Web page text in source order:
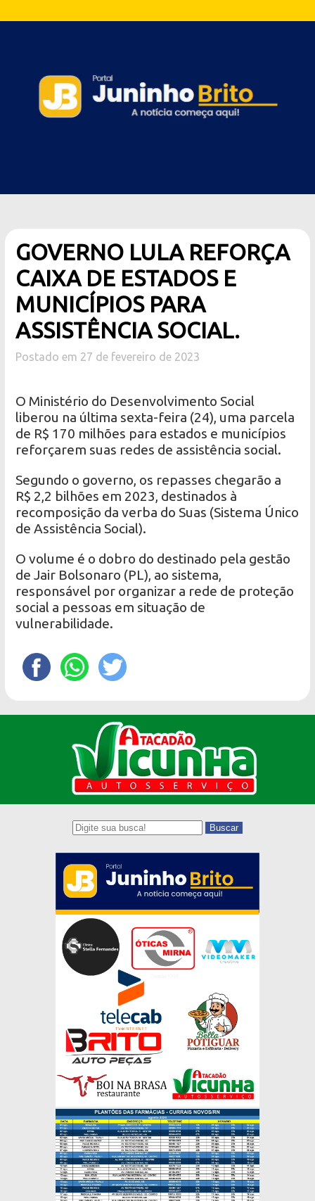
GOVERNO LULA REFORÇA
CAIXA DE ESTADOS E
MUNICÍPIOS PARA
ASSISTÊNCIA SOCIAL.
Postado em 27 de fevereiro de 2023
O Ministério do Desenvolvimento Social
liberou na última sexta-feira (24), uma parcela
de R$ 170 milhões para estados e municípios
reforçarem suas redes de assistência social.
Segundo o governo, os repasses chegarão a
R$ 2,2 bilhões em 2023, destinados à
recomposição da verba do Suas (Sistema Único
de Assistência Social).
O volume é o dobro do destinado pela gestão
de Jair Bolsonaro (PL), ao sistema,
responsável por organizar a rede de proteção
social a pessoas em situação de
vulnerabilidade.
Buscar